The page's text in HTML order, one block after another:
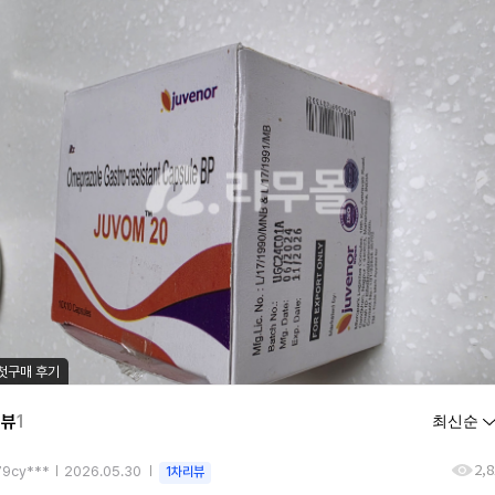
구매 후기
1
2026.05.30 1차리뷰